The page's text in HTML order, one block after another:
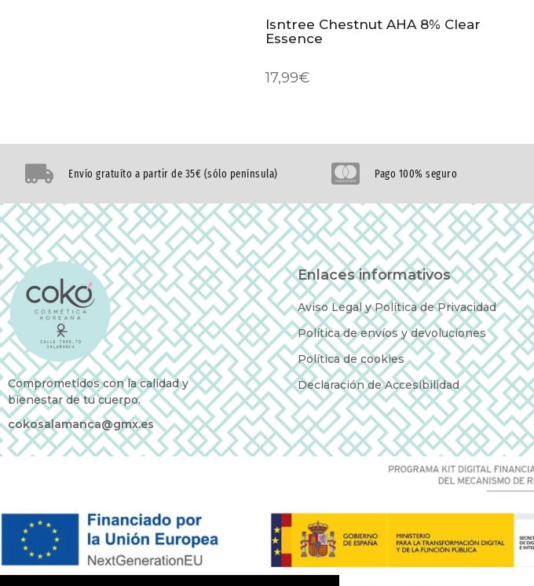
Isntree Chestnut AHA 8% Clear
Essence
17,99€
Envío gratuíto a partir de 35€ (sólo península) Pago 100% seguro
Comprometidos con la calidad y
bienestar de tu cuerpo.
cokosalamanca@gmx.es
Enlaces informativos
Aviso Legal y Política de Privacidad
Política de envíos y devoluciones
Política de cookies
Declaración de Accesibilidad